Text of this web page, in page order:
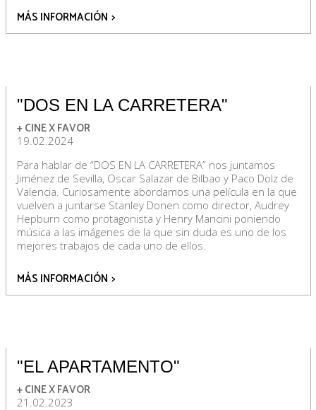
MÁS INFORMACIÓN >
"DOS EN LA CARRETERA"
+ CINE X FAVOR
19.02.2024
Para hablar de “DOS EN LA CARRETERA” nos juntamos
Jiménez de Sevilla, Oscar Salazar de Bilbao y Paco Dolz de
Valencia. Curiosamente abordamos una película en la que
vuelven a juntarse Stanley Donen como director, Audrey
Hepburn como protagonista y Henry Mancini poniendo
música a las imágenes de la que sin duda es uno de los
mejores trabajos de cada uno de ellos.
MÁS INFORMACIÓN >
"EL APARTAMENTO"
+ CINE X FAVOR
21.02.2023